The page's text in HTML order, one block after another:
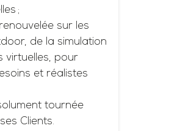
;
sur les
de la simulation
virtuelles, pour
et réalistes
tournée
Clients.